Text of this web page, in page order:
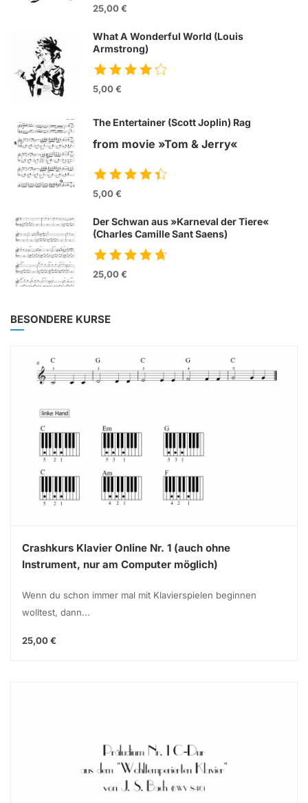
25,00 €
What A Wonderful World (Louis
Armstrong)
5,00 €
The Entertainer (Scott Joplin) Rag
from movie »Tom & Jerry«
5,00 €
Der Schwan aus »Karneval der Tiere«
(Charles Camille Sant Saens)
25,00 €
BESONDERE KURSE
Crashkurs Klavier Online Nr. 1 (auch ohne
Instrument, nur am Computer möglich)
Wenn du schon immer mal mit Klavierspielen beginnen
wolltest, dann...
25,00 €